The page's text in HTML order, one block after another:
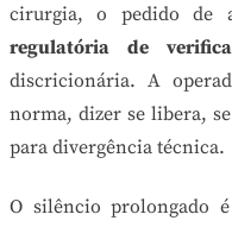
cirurgia, o pedido de
regulatória de
discricionária. A
norma, dizer se libera,
para divergência técnica.
O silêncio prolongado